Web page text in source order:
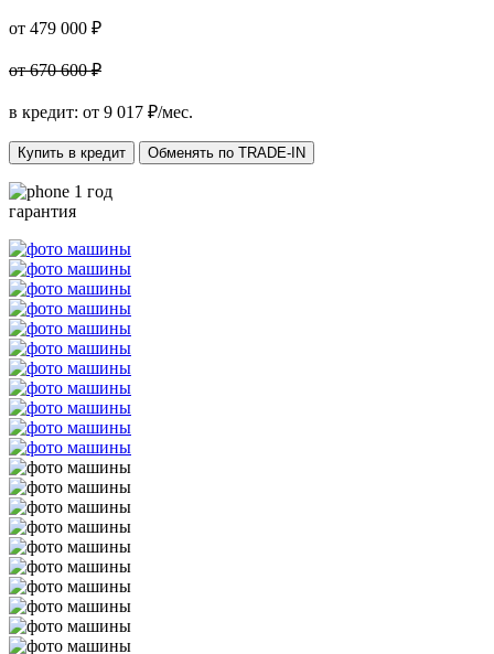
от 479 000 ₽
от 670 600 ₽
в кредит: от 9 017 ₽/мес.
Купить в кредит Обменять по TRADE-IN
1 год
гарантия